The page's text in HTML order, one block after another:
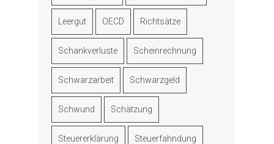
Leergut OECD Richtsätze
Schankverluste Scheinrechnung
Schwarzarbeit Schwarzgeld
Schwund Schätzung
Steuererklärung Steuerfahndung